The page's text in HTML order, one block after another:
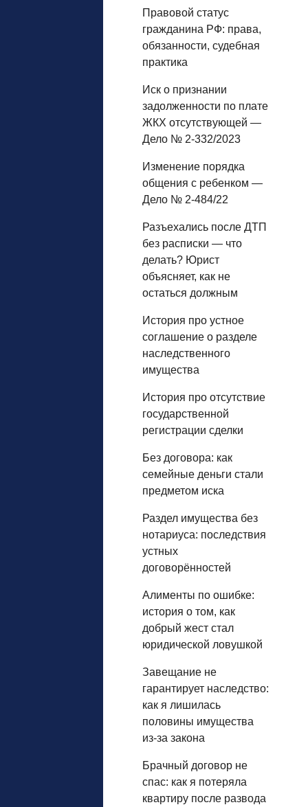
Правовой статус
гражданина РФ: права,
обязанности, судебная
практика
Иск о признании
задолженности по плате
ЖКХ отсутствующей —
Дело № 2-332/2023
Изменение порядка
общения с ребенком —
Дело № 2-484/22
Разъехались после ДТП
без расписки — что
делать? Юрист
объясняет, как не
остаться должным
История про устное
соглашение о разделе
наследственного
имущества
История про отсутствие
государственной
регистрации сделки
Без договора: как
семейные деньги стали
предметом иска
Раздел имущества без
нотариуса: последствия
устных
договорённостей
Алименты по ошибке:
история о том, как
добрый жест стал
юридической ловушкой
Завещание не
гарантирует наследство:
как я лишилась
половины имущества
из‑за закона
Брачный договор не
спас: как я потеряла
квартиру после развода